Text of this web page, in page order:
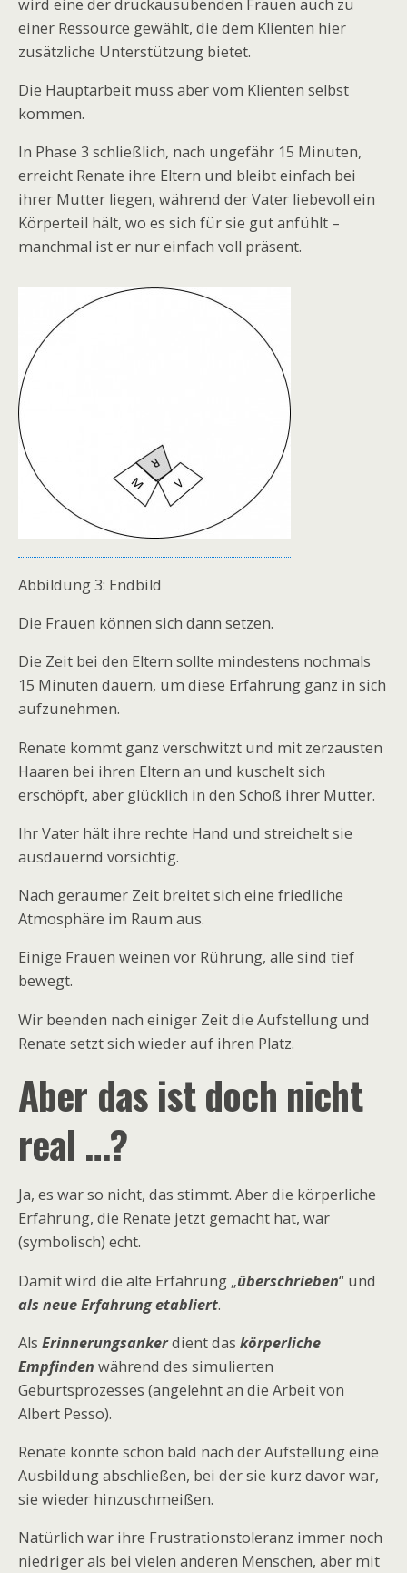
wird eine der druckausübenden Frauen auch zu
einer Ressource gewählt, die dem Klienten hier
zusätzliche Unterstützung bietet.
Die Hauptarbeit muss aber vom Klienten selbst
kommen.
In Phase 3 schließlich, nach ungefähr 15 Minuten,
erreicht Renate ihre Eltern und bleibt einfach bei
ihrer Mutter liegen, während der Vater liebevoll ein
Körperteil hält, wo es sich für sie gut anfühlt –
manchmal ist er nur einfach voll präsent.
Abbildung 3: Endbild
Die Frauen können sich dann setzen.
Die Zeit bei den Eltern sollte mindestens nochmals
15 Minuten dauern, um diese Erfahrung ganz in sich
aufzunehmen.
Renate kommt ganz verschwitzt und mit zerzausten
Haaren bei ihren Eltern an und kuschelt sich
erschöpft, aber glücklich in den Schoß ihrer Mutter.
Ihr Vater hält ihre rechte Hand und streichelt sie
ausdauernd vorsichtig.
Nach geraumer Zeit breitet sich eine friedliche
Atmosphäre im Raum aus.
Einige Frauen weinen vor Rührung, alle sind tief
bewegt.
Wir beenden nach einiger Zeit die Aufstellung und
Renate setzt sich wieder auf ihren Platz.
Aber das ist doch nicht
real …?
Ja, es war so nicht, das stimmt. Aber die körperliche
Erfahrung, die Renate jetzt gemacht hat, war
(symbolisch) echt.
Damit wird die alte Erfahrung „überschrieben“ und
als neue Erfahrung etabliert.
Als Erinnerungsankerdient das körperliche
Empfinden während des simulierten
Geburtsprozesses (angelehnt an die Arbeit von
Albert Pesso).
Renate konnte schon bald nach der Aufstellung eine
Ausbildung abschließen, bei der sie kurz davor war,
sie wieder hinzuschmeißen.
Natürlich war ihre Frustrationstoleranz immer noch
niedriger als bei vielen anderen Menschen, aber mit